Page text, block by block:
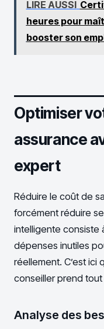
LIRE AUSSI
heures pour
booster son
Optimiser
assurance
expert
Réduire le coût de
forcément réduire
intelligente consiste
dépenses inutiles
réellement. C’est ici
conseiller prend tout
Analyse des